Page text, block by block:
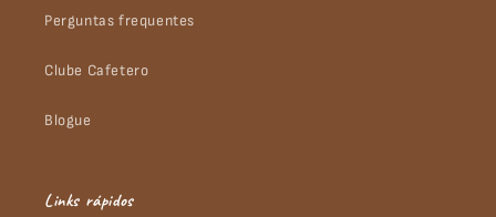
Perguntas frequentes
Clube Cafetero
Blogue
Links rápidos